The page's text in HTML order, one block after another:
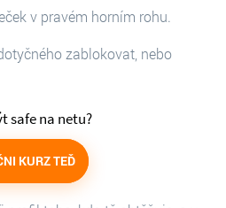
v pravém horním rohu.
zablokovat, nebo
safe na netu?
KURZ TEĎ